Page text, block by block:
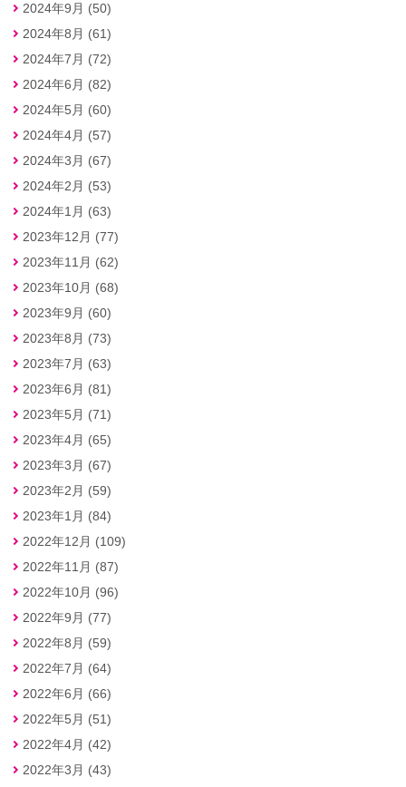
2024年9月 (50)
2024年8月 (61)
2024年7月 (72)
2024年6月 (82)
2024年5月 (60)
2024年4月 (57)
2024年3月 (67)
2024年2月 (53)
2024年1月 (63)
2023年12月 (77)
2023年11月 (62)
2023年10月 (68)
2023年9月 (60)
2023年8月 (73)
2023年7月 (63)
2023年6月 (81)
2023年5月 (71)
2023年4月 (65)
2023年3月 (67)
2023年2月 (59)
2023年1月 (84)
2022年12月 (109)
2022年11月 (87)
2022年10月 (96)
2022年9月 (77)
2022年8月 (59)
2022年7月 (64)
2022年6月 (66)
2022年5月 (51)
2022年4月 (42)
2022年3月 (43)